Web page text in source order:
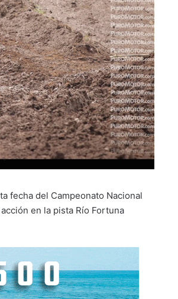
fecha del Campeonato Nacional
en la pista Río Fortuna